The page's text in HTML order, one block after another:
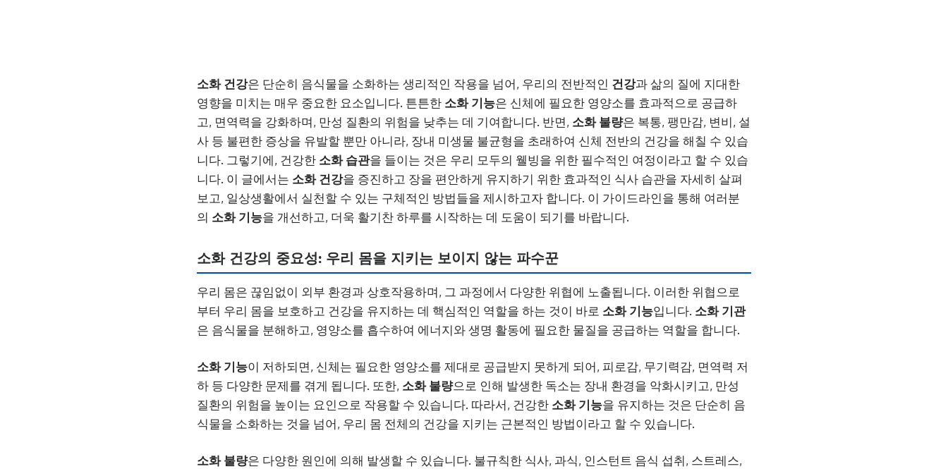
소화 건강은 단순히 음식물을 소화하는 생리적인 작용을 넘어, 우리의 전반적인 건강과 삶의 질에 지대한
영향을 미치는 매우 중요한 요소입니다. 튼튼한 소화 기능은 신체에 필요한 영양소를 효과적으로 공급하
고, 면역력을 강화하며, 만성 질환의 위험을 낮추는 데 기여합니다. 반면, 소화 불량은 복통, 팽만감, 변비, 설
사 등 불편한 증상을 유발할 뿐만 아니라, 장내 미생물 불균형을 초래하여 신체 전반의 건강을 해칠 수 있습
니다. 그렇기에, 건강한 소화 습관을 들이는 것은 우리 모두의 웰빙을 위한 필수적인 여정이라고 할 수 있습
니다. 이 글에서는 소화 건강을 증진하고 장을 편안하게 유지하기 위한 효과적인 식사 습관을 자세히 살펴
보고, 일상생활에서 실천할 수 있는 구체적인 방법들을 제시하고자 합니다. 이 가이드라인을 통해 여러분
의 소화 기능을 개선하고, 더욱 활기찬 하루를 시작하는 데 도움이 되기를 바랍니다.
소화 건강의 중요성: 우리 몸을 지키는 보이지 않는 파수꾼
우리 몸은 끊임없이 외부 환경과 상호작용하며, 그 과정에서 다양한 위협에 노출됩니다. 이러한 위협으로
부터 우리 몸을 보호하고 건강을 유지하는 데 핵심적인 역할을 하는 것이 바로 소화 기능입니다. 소화 기관
은 음식물을 분해하고, 영양소를 흡수하여 에너지와 생명 활동에 필요한 물질을 공급하는 역할을 합니다.
소화 기능이 저하되면, 신체는 필요한 영양소를 제대로 공급받지 못하게 되어, 피로감, 무기력감, 면역력 저
하 등 다양한 문제를 겪게 됩니다. 또한, 소화 불량으로 인해 발생한 독소는 장내 환경을 악화시키고, 만성
질환의 위험을 높이는 요인으로 작용할 수 있습니다. 따라서, 건강한 소화 기능을 유지하는 것은 단순히 음
식물을 소화하는 것을 넘어, 우리 몸 전체의 건강을 지키는 근본적인 방법이라고 할 수 있습니다.
소화 불량은 다양한 원인에 의해 발생할 수 있습니다. 불규칙한 식사, 과식, 인스턴트 음식 섭취, 스트레스,